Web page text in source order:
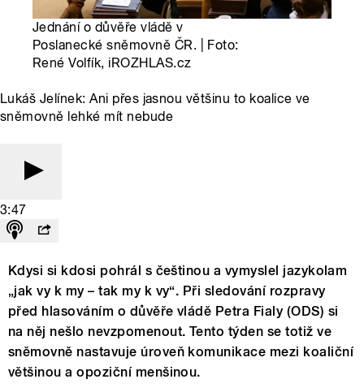
Jednání o důvěře vládě v
Poslanecké sněmovně ČR. | Foto:
René Volfík, iROZHLAS.cz
Lukáš Jelínek: Ani přes jasnou většinu to koalice ve
sněmovně lehké mít nebude
3:47
Kdysi si kdosi pohrál s češtinou a vymyslel jazykolam
„jak vy k my – tak my k vy“. Při sledování rozpravy
před hlasováním o důvěře vládě Petra Fialy (ODS) si
na něj nešlo nevzpomenout. Tento týden se totiž ve
sněmovně nastavuje úroveň komunikace mezi koaliční
většinou a opoziční menšinou.